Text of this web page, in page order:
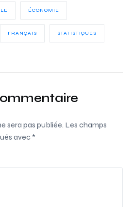
ÉCONOMIE
FRANÇAIS STATISTIQUES
sera pas publiée. Les champs
avec *